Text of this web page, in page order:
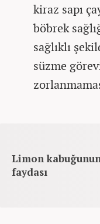
kiraz sapı
böbrek
sağlıklı
süzme
Limon
faydası